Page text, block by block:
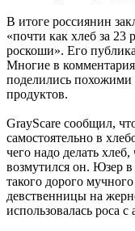
В итоге россиянин
«почти как хлеб за 23
роскоши». Его
Многие в
поделились похожими
продуктов.
GrayScare сообщил,
самостоятельно в
чего надо делать
возмутился он. Юзер в
такого дорого
девственницы на
использовалась роса